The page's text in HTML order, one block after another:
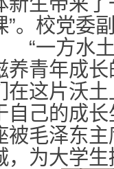
”。校党委
“一方水土
养青年成
在这片沃
自己的成
被毛泽东
，为大学